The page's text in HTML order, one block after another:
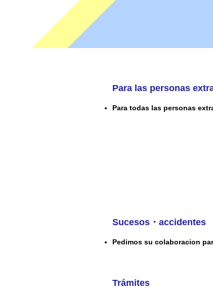
Para las personas
Para todas las personas
Sucesos・accidentes
Pedimos su colaboracion
Trámites